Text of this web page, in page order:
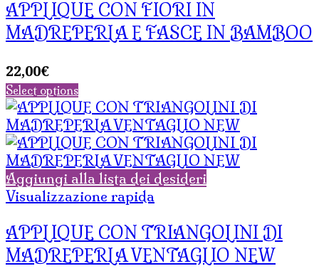
APPLIQUE CON FIORI IN
MADREPERLA E FASCE IN BAMBOO
22,00€
Select options
Aggiungi alla lista dei desideri
Visualizzazione rapida
APPLIQUE CON TRIANGOLINI DI
MADREPERLA VENTAGLIO NEW